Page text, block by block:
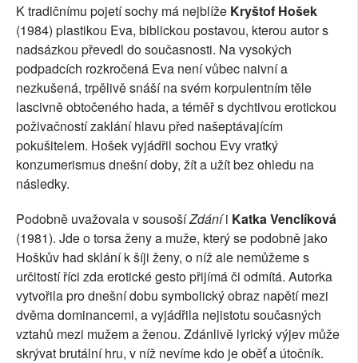
K tradičnímu pojetí sochy má nejblíže Kryštof Hošek
(1984) plastikou Eva, biblickou postavou, kterou autor s
nadsázkou převedl do současnosti. Na vysokých
podpadcích rozkročená Eva není vůbec naivní a
nezkušená, trpělivě snáší na svém korpulentním těle
lascivně obtočeného hada, a téměř s dychtivou erotickou
poživačností zaklání hlavu před našeptávajícím
pokušitelem. Hošek vyjádřil sochou Evy vratký
konzumerismus dnešní doby, žít a užít bez ohledu na
následky.
Podobně uvažovala v sousošíZdáníi Katka Venclíková
(1981). Jde o torsa ženy a muže, který se podobně jako
Hoškův had sklání k šíji ženy, o níž ale nemůžeme s
určitostí říci zda erotické gesto přijímá či odmítá. Autorka
vytvořila pro dnešní dobu symbolický obraz napětí mezi
dvěma dominancemi, a vyjádřila nejistotu současných
vztahů mezi mužem a ženou. Zdánlivě lyrický výjev může
skrývat brutální hru, v níž nevíme kdo je oběť a útočník.